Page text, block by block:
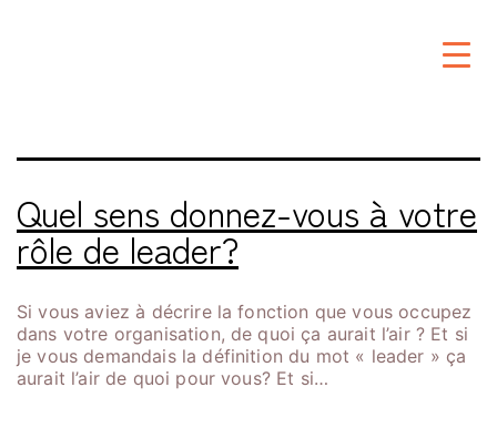
Quel sens donnez-vous à votre
rôle de leader?
Si vous aviez à décrire la fonction que vous occupez
dans votre organisation, de quoi ça aurait l’air ? Et si
je vous demandais la définition du mot « leader » ça
aurait l’air de quoi pour vous? Et si…